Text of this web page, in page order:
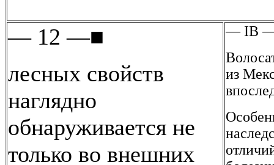
— 12 —■
лесных свойств
наглядно
обнаруживается не
только во внешних
— IB
из